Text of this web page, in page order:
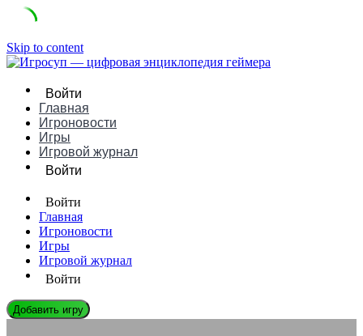
Skip to content
Войти
Главная
Игроновости
Игры
Игровой журнал
Войти
Войти
Главная
Игроновости
Игры
Игровой журнал
Войти
Добавить игру